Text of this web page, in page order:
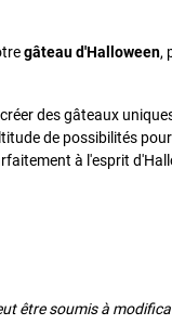
gâteau d'Halloween,
des gâteaux
de possibilités
à l'esprit
être soumis à